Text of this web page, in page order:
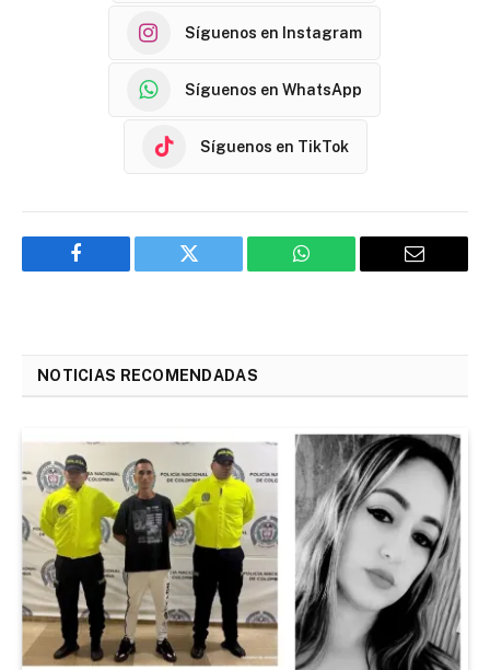
Síguenos en Instagram
Síguenos en WhatsApp
Síguenos en TikTok
Facebook Twitter WhatsApp Email
NOTICIAS RECOMENDADAS